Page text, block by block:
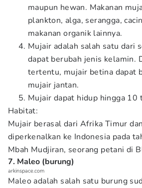
maupun hewan. Makanan
plankton, alga, serangga,
makanan organik lainnya.
Mujair adalah salah satu dari
dapat berubah jenis kelamin.
tertentu, mujair betina dapat
mujair jantan.
Mujair dapat hidup hingga 10
Habitat:
Mujair berasal dari Afrika Timur
diperkenalkan ke Indonesia pada
Mbah Mudjiran, seorang petani di
7. Maleo (burung)
arkinspace.com
Maleo adalah salah satu burung